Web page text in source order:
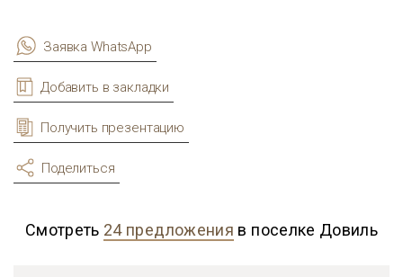
Заявка WhatsApp
Добавить в закладки
Получить презентацию
Поделиться
Смотреть 24 предложения в поселке Довиль